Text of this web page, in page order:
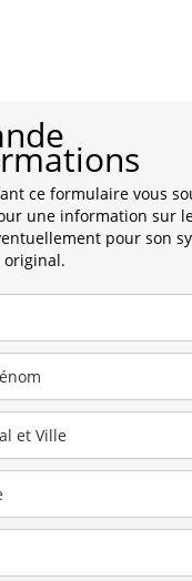
ce formulaire vous
une information sur
pour son